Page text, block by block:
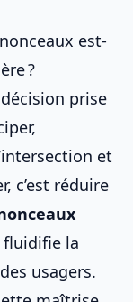
est-
?
prise
et
c’est réduire
la
usagers.